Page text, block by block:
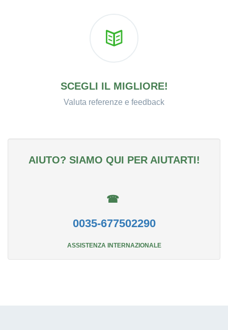
SCEGLI IL MIGLIORE!
Valuta referenze e feedback
AIUTO? SIAMO QUI PER AIUTARTI!
☎
0035-677502290
ASSISTENZA INTERNAZIONALE